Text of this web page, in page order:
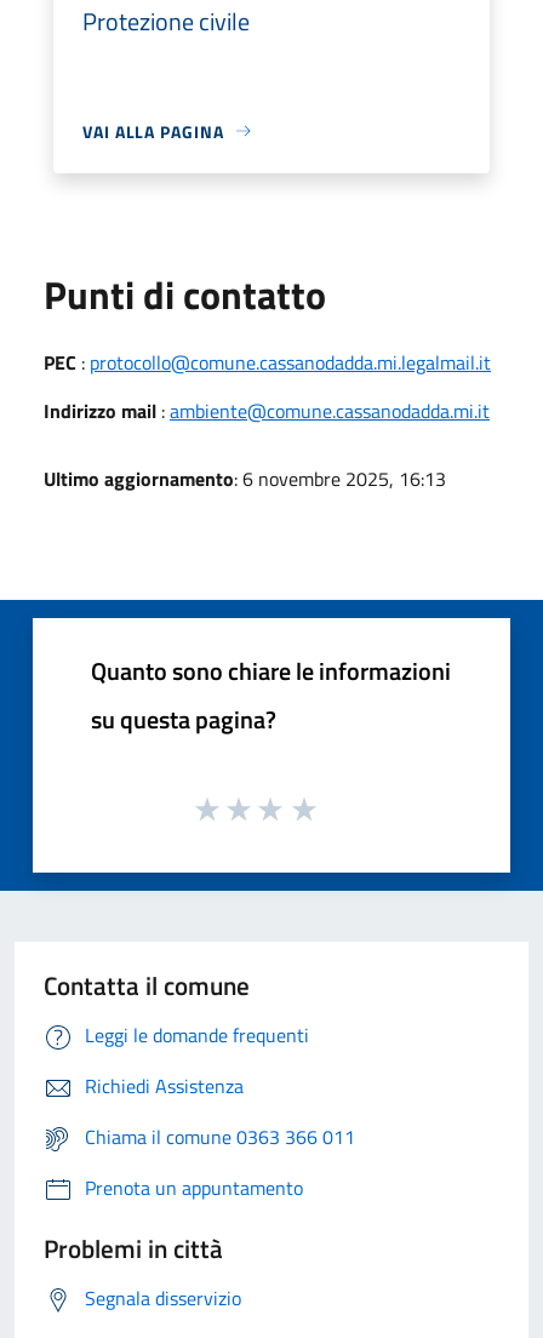
Protezione civile
VAI ALLA PAGINA
Punti di contatto
PEC : protocollo@comune.cassanodadda.mi.legalmail.it
Indirizzo mail :ambiente@comune.cassanodadda.mi.it
Ultimo aggiornamento: 6 novembre 2025, 16:13
Quanto sono chiare le informazioni
su questa pagina?
Contatta il comune
Leggi le domande frequenti
Richiedi Assistenza
Chiama il comune 0363 366 011
Prenota un appuntamento
Problemi in città
Segnala disservizio